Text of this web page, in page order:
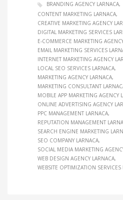
BRANDING AGENCY LARNACA
CONTENT MARKETING LARNACA
CREATIVE MARKETING AGENCY
DIGITAL MARKETING SERVICES
E-COMMERCE MARKETING
EMAIL MARKETING SERVICES
INTERNET MARKETING AGENCY
LOCAL SEO SERVICES LARNACA
MARKETING AGENCY LARNACA
MARKETING CONSULTANT
MOBILE APP MARKETING AGENCY
ONLINE ADVERTISING AGENCY
PPC MANAGEMENT LARNACA
REPUTATION MANAGEMENT
SEARCH ENGINE MARKETING
SEO COMPANY LARNACA
SOCIAL MEDIA MARKETING
WEB DESIGN AGENCY LARNACA
WEBSITE OPTIMIZATION SERVICES